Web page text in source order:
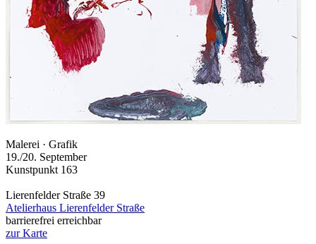
Malerei · Grafik
19./20. September
Kunstpunkt 163
Lierenfelder Straße 39
Atelierhaus Lierenfelder Straße
barrierefrei erreichbar
zur Karte